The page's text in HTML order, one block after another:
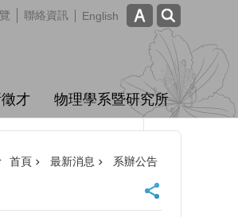
聯絡資訊 English
才 物理學系暨研究所
首頁 最新消息 系辦公告